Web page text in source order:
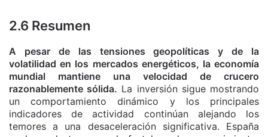
2.6 Resumen
A pesar de las tensiones geopolíticas y de la
volatilidad en los mercados energéticos, la economía
mundial mantiene una velocidad de crucero
razonablemente sólida. La inversión sigue mostrando
un comportamiento dinámico y los principales
indicadores de actividad continúan alejando los
temores a una desaceleración significativa. España